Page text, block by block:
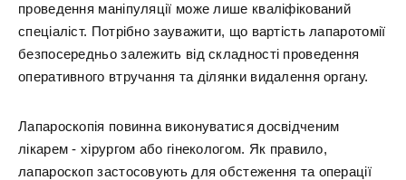
проведення маніпуляції може лише кваліфікований
спеціаліст. Потрібно зауважити, що вартість лапаротомії
безпосередньо залежить від складності проведення
оперативного втручання та ділянки видалення органу.
Лапароскопія повинна виконуватися досвідченим
лікарем - хірургом або гінекологом. Як правило,
лапароскоп застосовують для обстеження та операції